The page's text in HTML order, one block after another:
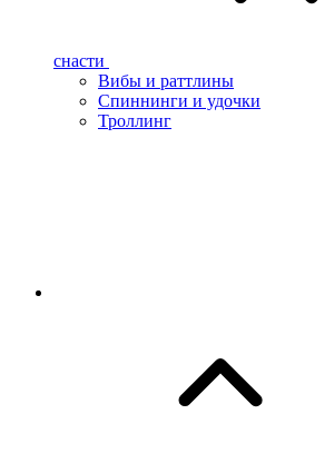
снасти
Вибы и раттлины
Спиннинги и удочки
Троллинг